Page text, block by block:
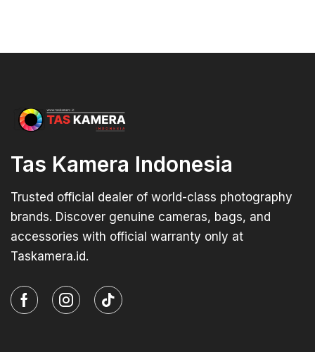
Tas Kamera Indonesia
Trusted official dealer of world-class photography
brands. Discover genuine cameras, bags, and
accessories with official warranty only at
Taskamera.id.